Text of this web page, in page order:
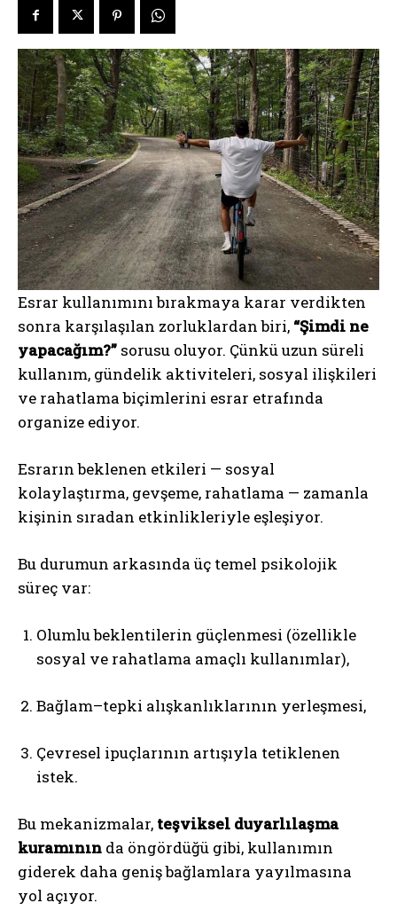
Esrar kullanımını bırakmaya karar verdikten
sonra karşılaşılan zorluklardan biri, “Şimdi ne
yapacağım?” sorusu oluyor. Çünkü uzun süreli
kullanım, gündelik aktiviteleri, sosyal ilişkileri
ve rahatlama biçimlerini esrar etrafında
organize ediyor.
Esrarın beklenen etkileri — sosyal
kolaylaştırma, gevşeme, rahatlama — zamanla
kişinin sıradan etkinlikleriyle eşleşiyor.
Bu durumun arkasında üç temel psikolojik
süreç var:
Olumlu beklentilerin güçlenmesi (özellikle
sosyal ve rahatlama amaçlı kullanımlar),
Bağlam–tepki alışkanlıklarının yerleşmesi,
Çevresel ipuçlarının artışıyla tetiklenen
istek.
Bu mekanizmalar, teşviksel duyarlılaşma
kuramının da öngördüğü gibi, kullanımın
giderek daha geniş bağlamlara yayılmasına
yol açıyor.